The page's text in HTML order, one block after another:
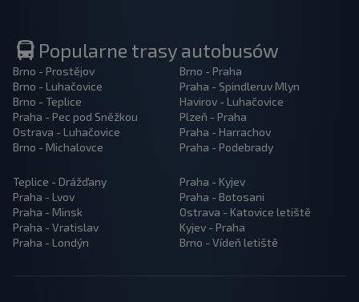
Popularne trasy autobusów
Brno - Prostějov
Brno - Luhačovice
Brno - Teplice
Praha - Pec pod Sněžkou
Ostrava - Luhačovice
Brno - Michalovce
Brno - Praha
Praha - Spindleruv Mlyn
Havirov - Luhačovice
Plzeň - Praha
Praha - Harrachov
Praha - Podebrady
Teplice - Drážďany
Praha - Lvov
Praha - Minsk
Praha - Vratislav
Praha - Londýn
Praha - Kyjev
Praha - Botosani
Ostrava - Katovice letiště
Kyjev - Praha
Brno - Vídeň letiště